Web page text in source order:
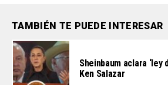
TAMBIÉN TE PUEDE INTERESAR
Sheinbaum aclara ‘ley
Ken Salazar